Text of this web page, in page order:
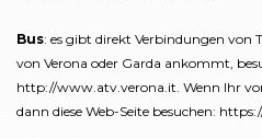
Bus: es gibt direkt Verbindungen von
von Verona oder Garda ankommt,
http://www.atv.verona.it. Wenn Ihr
dann diese Web-Seite besuchen: